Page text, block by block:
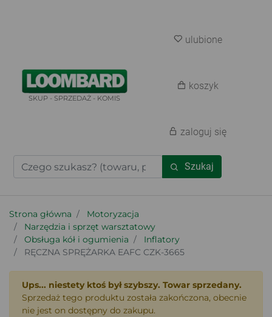
SKUP - SPRZEDAŻ - KOMIS
Szukaj
ulubione
koszyk
zaloguj się
Strona główna
Motoryzacja
Narzędzia i sprzęt warsztatowy
Obsługa kół i ogumienia
Inflatory
RĘCZNA SPRĘŻARKA EAFC CZK-3665
Ups... niestety ktoś był szybszy. Towar sprzedany.
Sprzedaż tego produktu została zakończona, obecnie
nie jest on dostępny do zakupu.